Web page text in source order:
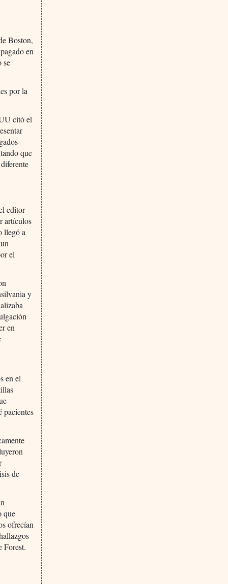
Boston,
en
se
por la
citó el
que
editor
artículos
llegó a
el
y
en
en el
pacientes
de
que
ofrecían
Forest.